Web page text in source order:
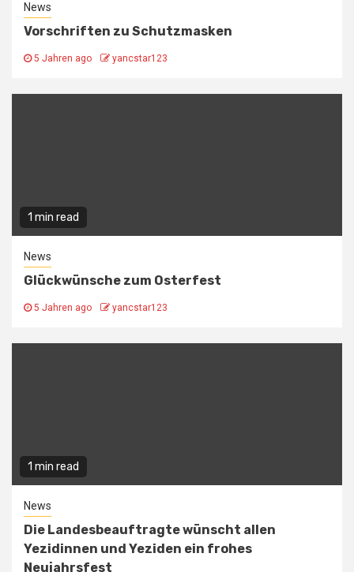
News
Vorschriften zu Schutzmasken
5 Jahren ago yancstar123
1 min read
News
Glückwünsche zum Osterfest
5 Jahren ago yancstar123
1 min read
News
Die Landesbeauftragte wünscht allen
Yezidinnen und Yeziden ein frohes
Neujahrsfest